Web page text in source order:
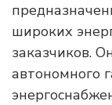
широких
заказчиков.
автономного